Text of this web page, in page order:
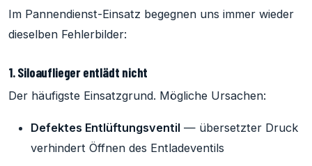
Im Pannendienst-Einsatz begegnen uns immer wieder
dieselben Fehlerbilder:
1. Siloauflieger entlädt nicht
Der häufigste Einsatzgrund. Mögliche Ursachen:
Defektes Entlüftungsventil — übersetzter Druck
verhindert Öffnen des Entladeventils